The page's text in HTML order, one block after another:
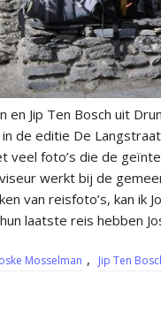
en Jip Ten Bosch uit
de editie De
veel foto’s die de
werkt bij de
van reisfoto’s, kan ik
laatste reis hebben
Mosselman , Jip Ten